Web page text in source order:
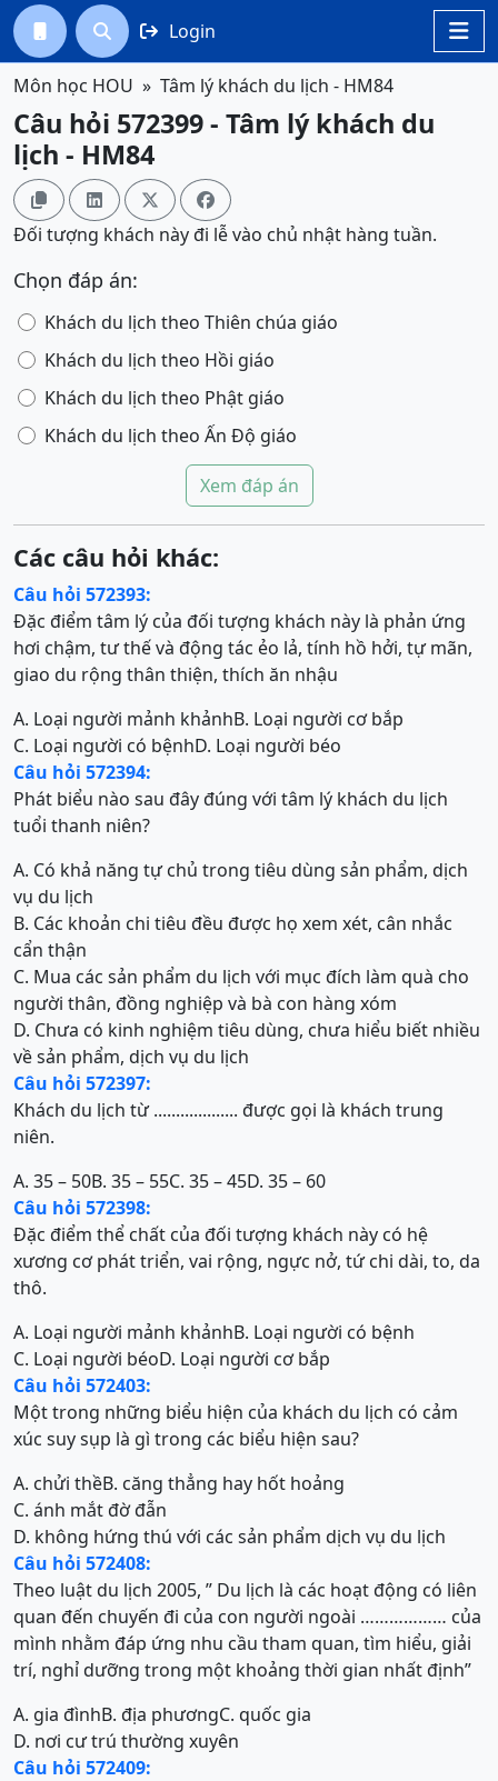

  Login
Môn học HOU Tâm lý khách du lịch - HM84
Câu hỏi 572399 - Tâm lý khách du
lịch - HM84
   
Đối tượng khách này đi lễ vào chủ nhật hàng tuần.
Chọn đáp án:
Khách du lịch theo Thiên chúa giáo
Khách du lịch theo Hồi giáo
Khách du lịch theo Phật giáo
Khách du lịch theo Ấn Độ giáo
Xem đáp án
Các câu hỏi khác:
Câu hỏi 572393:
Đặc điểm tâm lý của đối tượng khách này là phản ứng
hơi chậm, tư thế và động tác ẻo lả, tính hồ hởi, tự mãn,
giao du rộng thân thiện, thích ăn nhậu
A. Loại người mảnh khảnhB. Loại người cơ bắp
C. Loại người có bệnhD. Loại người béo
Câu hỏi 572394:
Phát biểu nào sau đây đúng với tâm lý khách du lịch
tuổi thanh niên?
A. Có khả năng tự chủ trong tiêu dùng sản phẩm, dịch
vụ du lịch
B. Các khoản chi tiêu đều được họ xem xét, cân nhắc
cẩn thận
C. Mua các sản phẩm du lịch với mục đích làm quà cho
người thân, đồng nghiệp và bà con hàng xóm
D. Chưa có kinh nghiệm tiêu dùng, chưa hiểu biết nhiều
về sản phẩm, dịch vụ du lịch
Câu hỏi 572397:
Khách du lịch từ ................... được gọi là khách trung
niên.
A. 35 – 50B. 35 – 55C. 35 – 45D. 35 – 60
Câu hỏi 572398:
Đặc điểm thể chất của đối tượng khách này có hệ
xương cơ phát triển, vai rộng, ngực nở, tứ chi dài, to, da
thô.
A. Loại người mảnh khảnhB. Loại người có bệnh
C. Loại người béoD. Loại người cơ bắp
Câu hỏi 572403:
Một trong những biểu hiện của khách du lịch có cảm
xúc suy sụp là gì trong các biểu hiện sau?
A. chửi thềB. căng thẳng hay hốt hoảng
C. ánh mắt đờ đẫn
D. không hứng thú với các sản phẩm dịch vụ du lịch
Câu hỏi 572408:
Theo luật du lịch 2005, ” Du lịch là các hoạt động có liên
quan đến chuyến đi của con người ngoài ……………… của
mình nhằm đáp ứng nhu cầu tham quan, tìm hiểu, giải
trí, nghỉ dưỡng trong một khoảng thời gian nhất định”
A. gia đìnhB. địa phươngC. quốc gia
D. nơi cư trú thường xuyên
Câu hỏi 572409: